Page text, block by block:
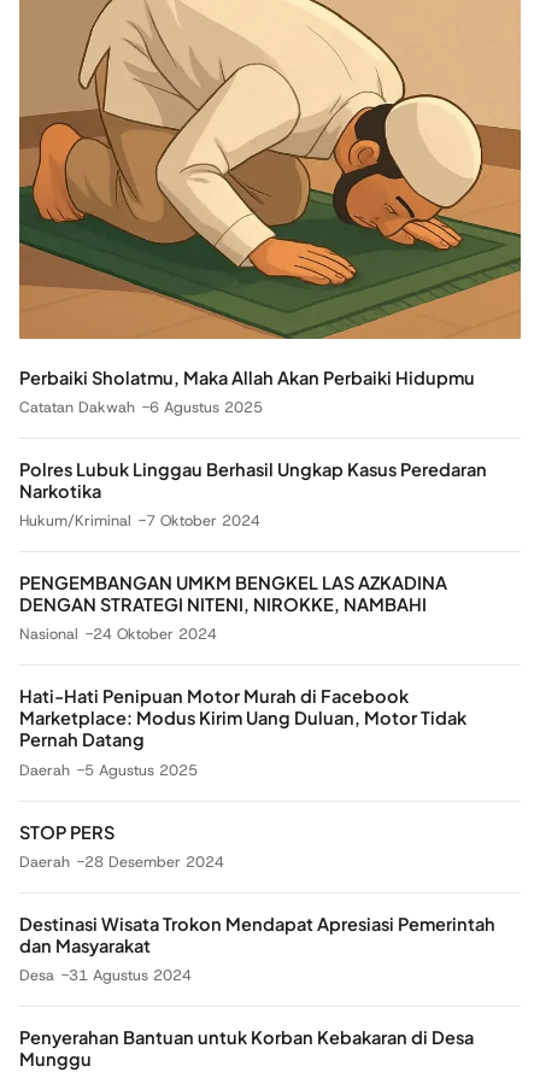
Perbaiki Sholatmu, Maka Allah Akan Perbaiki Hidupmu
Catatan Dakwah 6 Agustus 2025
Polres Lubuk Linggau Berhasil Ungkap Kasus Peredaran
Narkotika
Hukum/Kriminal 7 Oktober 2024
PENGEMBANGAN UMKM BENGKEL LAS AZKADINA
DENGAN STRATEGI NITENI, NIROKKE, NAMBAHI
Nasional 24 Oktober 2024
Hati-Hati Penipuan Motor Murah di Facebook
Marketplace: Modus Kirim Uang Duluan, Motor Tidak
Pernah Datang
Daerah 5 Agustus 2025
STOP PERS
Daerah 28 Desember 2024
Destinasi Wisata Trokon Mendapat Apresiasi Pemerintah
dan Masyarakat
Desa 31 Agustus 2024
Penyerahan Bantuan untuk Korban Kebakaran di Desa
Munggu